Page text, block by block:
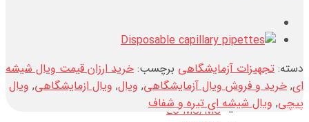
آموزش الکتروشیمی
آموزش الکتروشیمی در محیط های آبی
آموزش الکتروشیمی در محیط های غیر آبی
آموزش دستگاه های اسپکتومتر جرمی
LC MS/MS
دسته: تجهیزات آزمایشگاهی برچسب: خرید ارزان قیمت ویال شیشه
ای, خرید و فروش ویال آزمایشگاهی, ویال, ویال ازمایشگاهی, ویال
پیچی, ویال شیشه ای تیره و شفاف